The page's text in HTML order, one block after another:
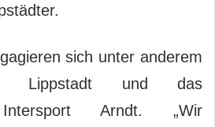
sich unter anderem
Lippstadt und das
Intersport Arndt. „Wir